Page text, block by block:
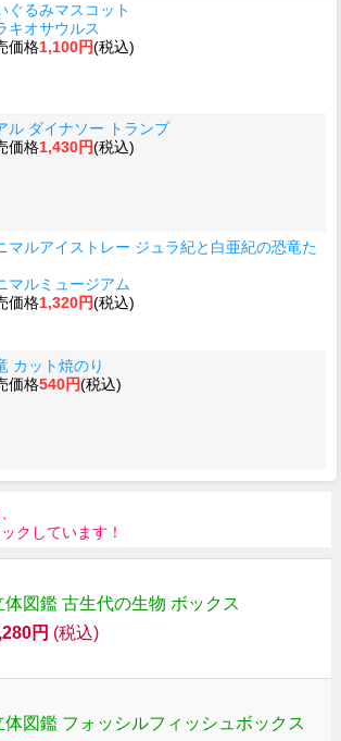
ぐるみマスコット
キオサウルス
価格1,100円(税込)
ル ダイナソー トランプ
価格1,430円(税込)
マルアイストレー ジュラ紀と白亜紀の恐竜た
マルミュージアム
価格1,320円(税込)
カット焼のり
価格540円(税込)
クしています！
体図鑑 古生代の生物 ボックス
円 (税込)
体図鑑 フォッシルフィッシュボックス